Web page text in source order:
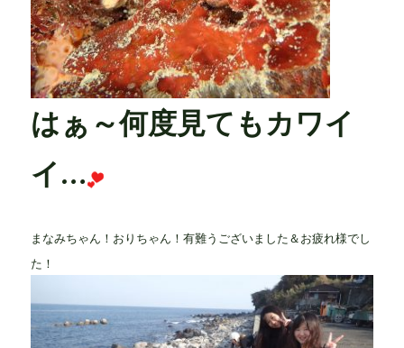
はぁ～何度見てもカワイ
イ…
まなみちゃん！おりちゃん！有難うございました＆お疲れ様でし
た！